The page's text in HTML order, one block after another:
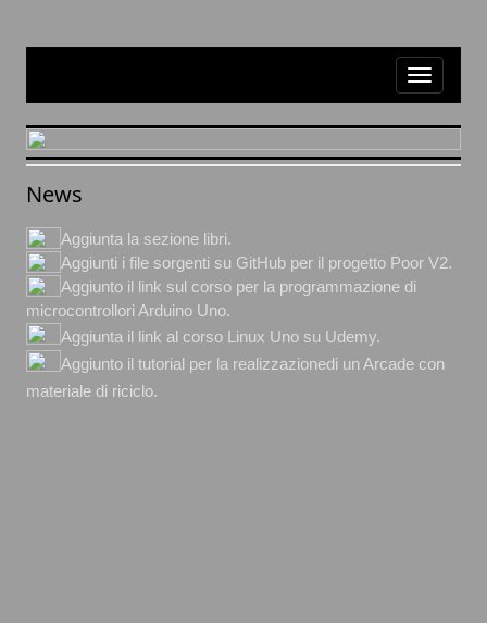
News
Aggiunta la sezione libri.
Aggiunti i file sorgenti su GitHub per il progetto Poor V2.
Aggiunto il link sul corso per la programmazione di
microcontrollori Arduino Uno.
Aggiunta il link al corso Linux Uno su Udemy.
Aggiunto il tutorial per la realizzazionedi un Arcade con
materiale di riciclo.